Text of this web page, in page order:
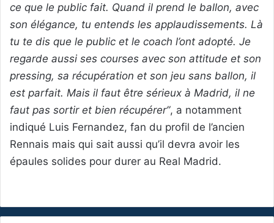
ce que le public fait. Quand il prend le ballon, avec
son élégance, tu entends les applaudissements. Là
tu te dis que le public et le coach l’ont adopté. Je
regarde aussi ses courses avec son attitude et son
pressing, sa récupération et son jeu sans ballon, il
est parfait. Mais il faut être sérieux à Madrid, il ne
faut pas sortir et bien récupérer”, a notamment
indiqué Luis Fernandez, fan du profil de l’ancien
Rennais mais qui sait aussi qu’il devra avoir les
épaules solides pour durer au Real Madrid.